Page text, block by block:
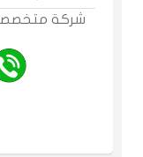
شركة متخصصة